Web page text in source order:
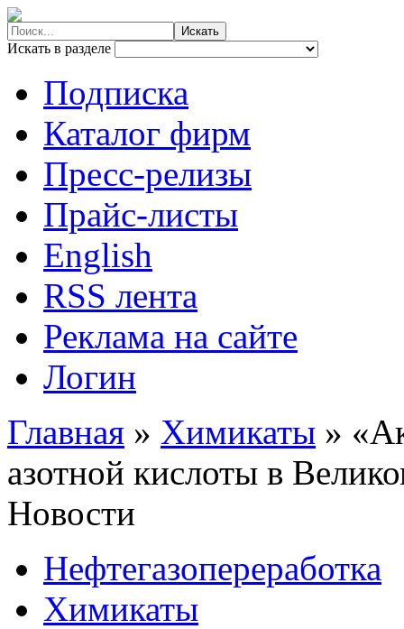
Искать в разделе
Подписка
Каталог фирм
Пресс-релизы
Прайс-листы
English
RSS лента
Реклама на сайте
Логин
Главная » Химикаты »
азотной кислоты в
Новости
Нефтегазопереработка
Химикаты